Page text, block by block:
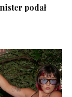
podał